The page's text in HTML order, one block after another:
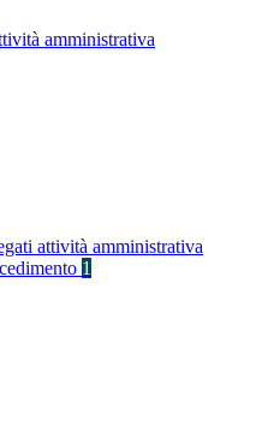
amministrativa
attività amministrativa
1